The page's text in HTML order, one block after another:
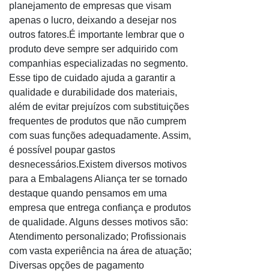
Saco plástico de PP personalizado
Saco plástico em bobina
Saco plástico para correio
Saco plástico PP
Saco polipropileno 20x30
Saco pp 10x15
Saco pp 20x30
Saco pp 25x35
Saco pp 30x40
Saco PP adesivados
Saco pp fundo quadrado
Saco pp RS
Saco reciclado canela RS
Saco reciclado RS
Saco siliconado
Saco virgem
planejamento de empresas que visam
apenas o lucro, deixando a desejar nos
outros fatores.É importante lembrar que o
produto deve sempre ser adquirido com
companhias especializadas no segmento.
Esse tipo de cuidado ajuda a garantir a
qualidade e durabilidade dos materiais,
além de evitar prejuízos com substituições
frequentes de produtos que não cumprem
com suas funções adequadamente. Assim,
é possível poupar gastos
desnecessários.Existem diversos motivos
para a Embalagens Aliança ter se tornado
destaque quando pensamos em uma
empresa que entrega confiança e produtos
de qualidade. Alguns desses motivos são:
Atendimento personalizado; Profissionais
com vasta experiência na área de atuação;
Diversas opções de pagamento